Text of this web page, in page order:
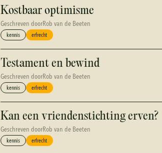
Kostbaar optimisme
Geschreven doorRob van de Beeten
kennis erfrecht
Testament en bewind
Geschreven doorRob van de Beeten
kennis erfrecht
Kan een vriendenstichting erven?
Geschreven doorRob van de Beeten
kennis erfrecht